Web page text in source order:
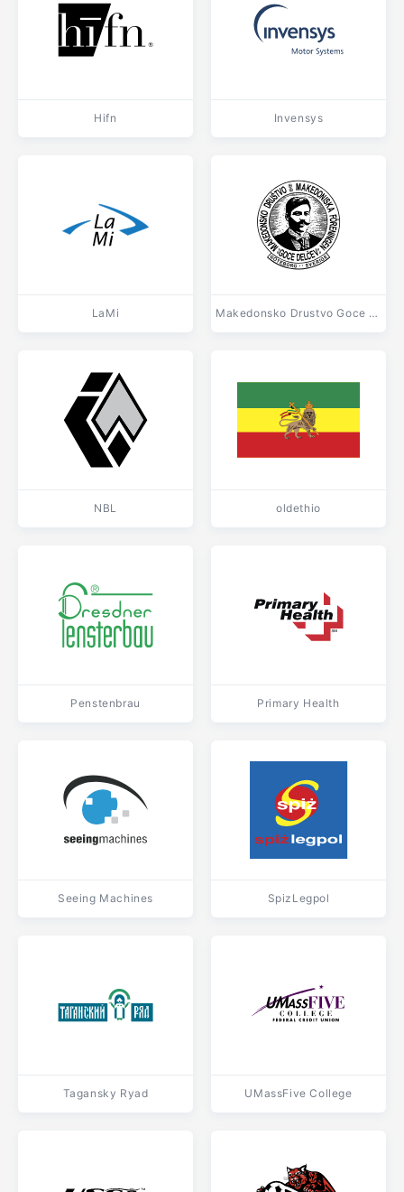
Hifn Invensys
LaMi Makedonsko Drustvo Goce Delcev
NBL oldethio
Penstenbrau Primary Health
Seeing Machines SpizLegpol
Tagansky Ryad UMassFive College